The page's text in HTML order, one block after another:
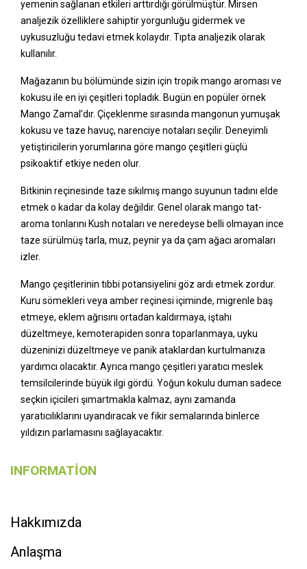
yemenin sağlanan etkileri arttırdığı görülmüştür. Mirsen
analjezik özelliklere sahiptir yorgunluğu gidermek ve
uykusuzluğu tedavi etmek kolaydır. Tıpta analjezik olarak
kullanılır.
Mağazanın bu bölümünde sizin için tropik mango aroması ve
kokusu ile en iyi çeşitleri topladık. Bugün en popüler örnek
Mango Zamal’dır. Çiçeklenme sırasında mangonun yumuşak
kokusu ve taze havuç, narenciye notaları seçilir. Deneyimli
yetiştiricilerin yorumlarına göre mango çeşitleri güçlü
psikoaktif etkiye neden olur.
Bitkinin reçinesinde taze sıkılmış mango suyunun tadını elde
etmek o kadar da kolay değildir. Genel olarak mango tat-
aroma tonlarını Kush notaları ve neredeyse belli olmayan ince
taze sürülmüş tarla, muz, peynir ya da çam ağacı aromaları
izler.
Mango çeşitlerinin tıbbi potansiyelini göz ardı etmek zordur.
Kuru sömekleri veya amber reçinesi içiminde, migrenle baş
etmeye, eklem ağrısını ortadan kaldırmaya, iştahı
düzeltmeye, kemoterapiden sonra toparlanmaya, uyku
düzeninizi düzeltmeye ve panik ataklardan kurtulmanıza
yardımcı olacaktır. Ayrıca mango çeşitleri yaratıcı meslek
temsilcilerinde büyük ilgi gördü. Yoğun kokulu duman sadece
seçkin içicileri şımartmakla kalmaz, aynı zamanda
yaratıcılıklarını uyandıracak ve fikir semalarında binlerce
yıldızın parlamasını sağlayacaktır.
INFORMATION
Hakkımızda
Anlaşma